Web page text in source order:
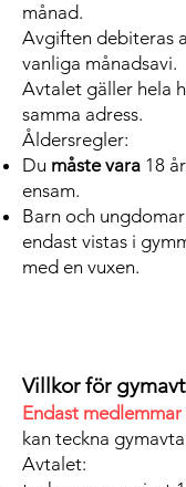
månad.
Avgiften debiteras
vanliga månadsavi.
Avtalet gäller hela
samma adress.
Åldersregler:
Du måste vara 18
ensam.
Barn och
endast vistas i
med en vuxen.
Villkor för
Endast medlemmar
kan teckna
Avtalet: